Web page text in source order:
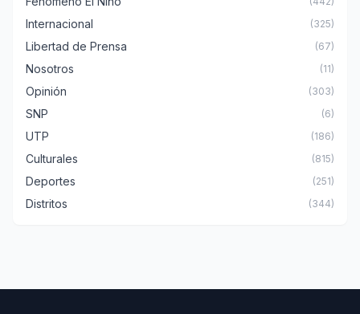
Internacional (325)
Libertad de Prensa (67)
Nosotros (11)
Opinión (303)
SNP (6)
UTP (186)
Culturales (815)
Deportes (251)
Distritos (344)